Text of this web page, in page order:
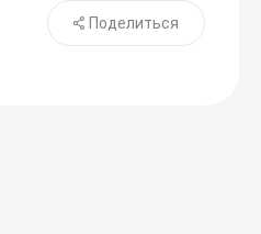
Поделиться